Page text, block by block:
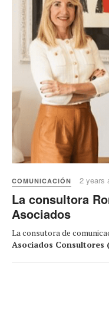
COMUNICACIÓN 2 years
La consultora
Asociados
La consutora de
Asociados Consultores